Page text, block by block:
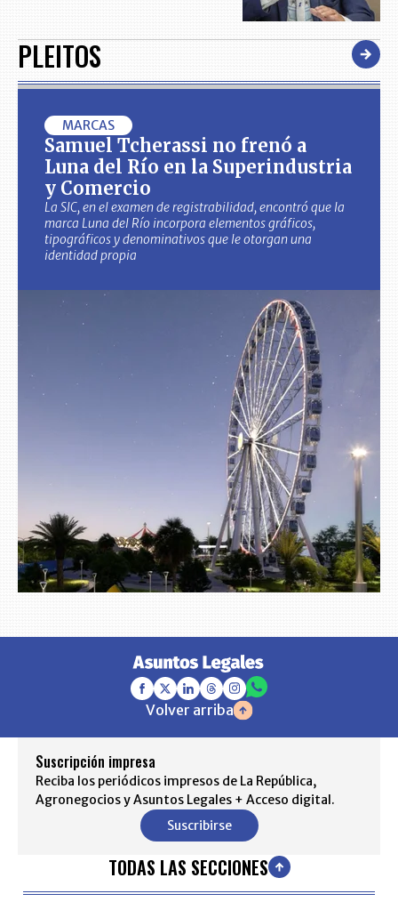
PLEITOS
MARCAS
Samuel Tcherassi no frenó a
Luna del Río en la Superindustria
y Comercio
La SIC, en el examen de registrabilidad, encontró que la
marca Luna del Río incorpora elementos gráficos,
tipográficos y denominativos que le otorgan una
identidad propia
Volver arriba
Suscripción impresa
Reciba los periódicos impresos de La República,
Agronegocios y Asuntos Legales + Acceso digital.
Suscribirse
TODAS LAS SECCIONES